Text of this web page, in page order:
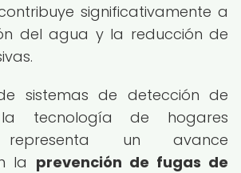
significativamente a
del agua y la reducción de
sistemas de detección de
tecnología de hogares
representa un avance
la prevención de fugas de